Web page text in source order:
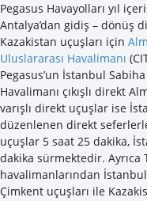
Pegasus Havayolları yıl
Antalya’dan gidiş – dönüş
Kazakistan uçuşları için
Uluslararası Havalimanı
Pegasus’un İstanbul
Havalimanı çıkışlı direkt
varışlı direkt uçuşlar ise
düzenlenen direkt
uçuşlar 5 saat 25 dakika,
dakika sürmektedir. Ayrıca
havalimanlarından
Çimkent uçuşları ile